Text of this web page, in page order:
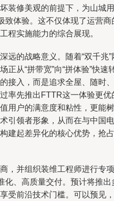
装修美观的前提下，为山城用
致体验。这不仅体现了运营商
程实施能力的综合展现。
远的战略意义。随着“双千兆”
从“拼带宽”向“拼体验”快速
接入，而是追求全屋、随时、
率先推出FTTR这一体验更优
用户的满意度和粘性，更能树
引领者形象，从而在与中国电
建起差异化的核心优势，抢占
，并组织装维工程师进行专项
化、高质量交付。预计将推出
受前沿技术门槛。可以预见，